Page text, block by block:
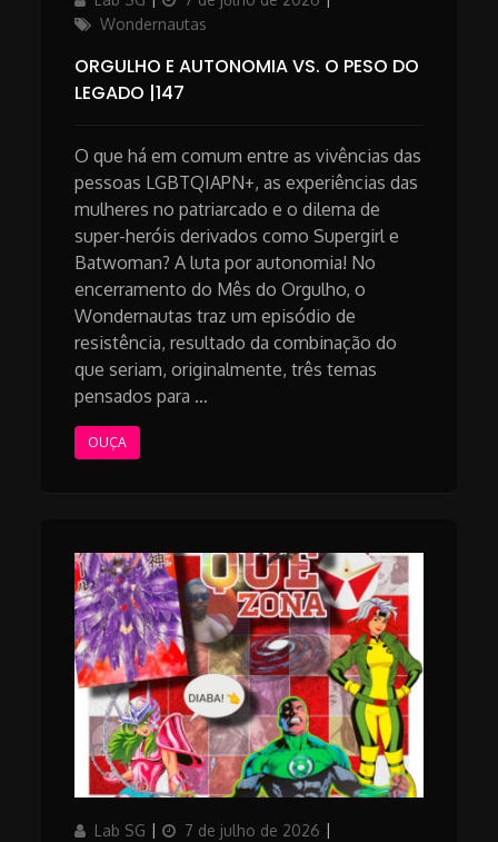
on
Wondernautas
ORGULHO E AUTONOMIA VS. O PESO DO
LEGADO |147
O que há em comum entre as vivências das
pessoas LGBTQIAPN+, as experiências das
mulheres no patriarcado e o dilema de
super-heróis derivados como Supergirl e
Batwoman? A luta por autonomia! No
encerramento do Mês do Orgulho, o
Wondernautas traz um episódio de
resistência, resultado da combinação do
que seriam, originalmente, três temas
pensados para …
OUÇA
AuthorLab SG
Updated
7 de julho de 2026